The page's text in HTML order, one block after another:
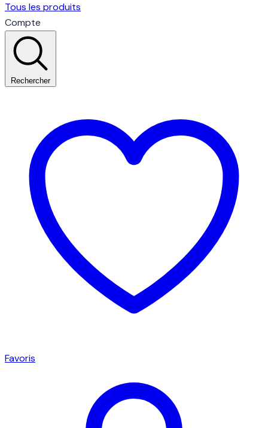
Tous les produits
Compte
Rechercher
Favoris